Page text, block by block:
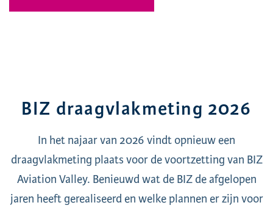
BIZ draagvlakmeting 2026
In het najaar van 2026 vindt opnieuw een
draagvlakmeting plaats voor de voortzetting van BIZ
Aviation Valley. Benieuwd wat de BIZ de afgelopen
jaren heeft gerealiseerd en welke plannen er zijn voor